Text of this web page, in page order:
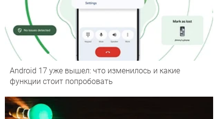
Android 17 уже вышел: что изменилось и какие
функции стоит попробовать